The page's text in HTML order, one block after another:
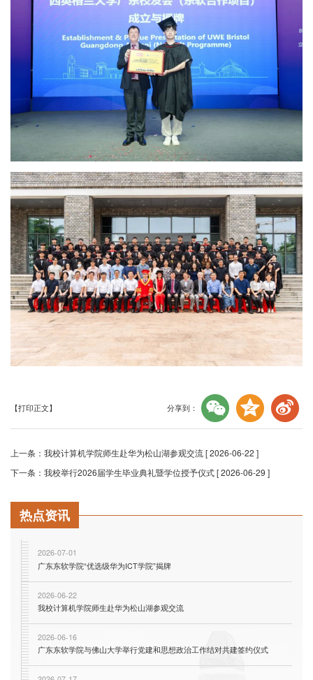
【打印正文】 分享到：
上一条： 我校计算机学院师生赴华为松山湖参观交流[ 2026-06-22 ]
下一条： 我校举行2026届学生毕业典礼暨学位授予仪式[ 2026-06-29 ]
热点资讯
2026-07-01
广东东软学院“优选级华为ICT学院”揭牌
2026-06-22
我校计算机学院师生赴华为松山湖参观交流
2026-06-16
广东东软学院与佛山大学举行党建和思想政治工作结对共建签约仪式